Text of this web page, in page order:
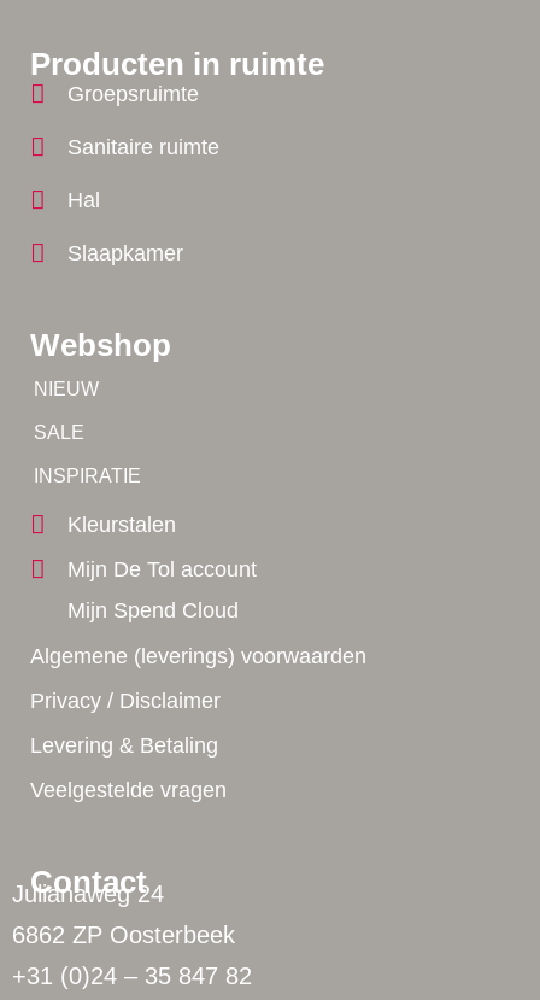
Contact
Julianaweg 24
6862 ZP Oosterbeek
+31 (0)24 – 35 847 82
Webshop
NIEUW
SALE
INSPIRATIE
Kleurstalen
Mijn De Tol account
Mijn Spend Cloud
Algemene (leverings) voorwaarden
Privacy / Disclaimer
Levering & Betaling
Veelgestelde vragen
Producten in ruimte
Groepsruimte
Sanitaire ruimte
Hal
Slaapkamer